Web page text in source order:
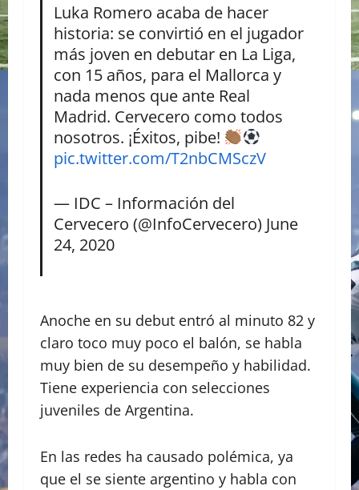
Luka Romero acaba de hacer
historia: se convirtió en el jugador
más joven en debutar en La Liga,
con 15 años, para el Mallorca y
nada menos que ante Real
Madrid. Cervecero como todos
nosotros. ¡Éxitos, pibe!
pic.twitter.com/T2nbCMSczV
— IDC – Información del
Cervecero (@InfoCervecero) June
24, 2020
Anoche en su debut entró al minuto 82 y
claro toco muy poco el balón, se habla
muy bien de su desempeño y habilidad.
Tiene experiencia con selecciones
juveniles de Argentina.
En las redes ha causado polémica, ya
que el se siente argentino y habla con